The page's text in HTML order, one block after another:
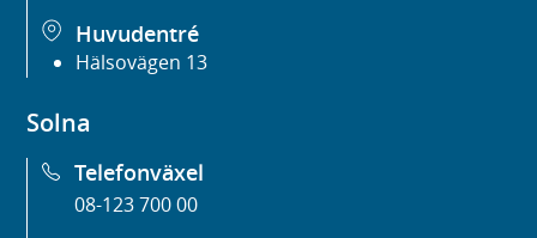
Huvudentré
Hälsovägen 13
Solna
Telefonväxel
08-123 700 00